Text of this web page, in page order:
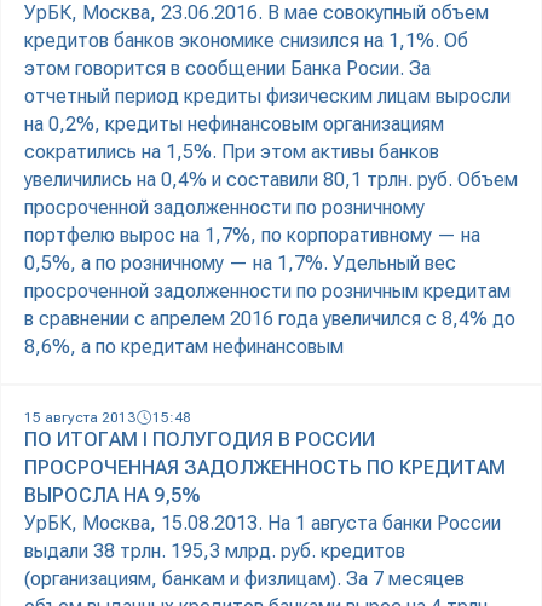
УрБК, Москва, 23.06.2016. В мае совокупный объем
кредитов банков экономике снизился на 1,1%. Об
этом говорится в сообщении Банка Росии. За
отчетный период кредиты физическим лицам выросли
на 0,2%, кредиты нефинансовым организациям
сократились на 1,5%. При этом активы банков
увеличились на 0,4% и составили 80,1 трлн. руб. Объем
просроченной задолженности по розничному
портфелю вырос на 1,7%, по корпоративному — на
0,5%, а по розничному — на 1,7%. Удельный вес
просроченной задолженности по розничным кредитам
в сравнении с апрелем 2016 года увеличился с 8,4% до
8,6%, а по кредитам нефинансовым
15 августа 2013 15:48
ПО ИТОГАМ I ПОЛУГОДИЯ В РОССИИ
ПРОСРОЧЕННАЯ ЗАДОЛЖЕННОСТЬ ПО КРЕДИТАМ
ВЫРОСЛА НА 9,5%
УрБК, Москва, 15.08.2013. На 1 августа банки России
выдали 38 трлн. 195,3 млрд. руб. кредитов
(организациям, банкам и физлицам). За 7 месяцев